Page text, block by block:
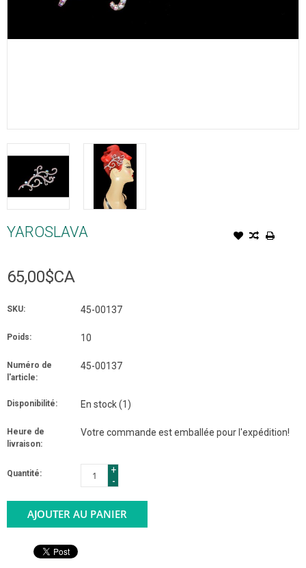
YAROSLAVA
65,00$CA
SKU: 45-00137
Poids: 10
Numéro de
l'article:
45-00137
Disponibilité: En stock(1)
Heure de
livraison:
Votre commande est emballée pour l'expédition!
Quantité:
+
-
AJOUTER AU PANIER